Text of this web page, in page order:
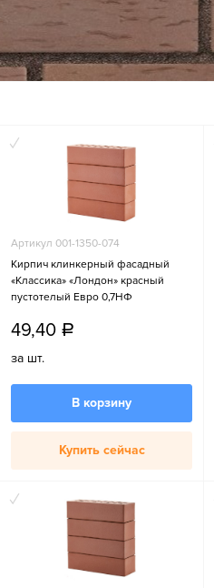
Артикул 001-1350-074
Кирпич клинкерный фасадный
«Классика» «Лондон» красный
пустотелый Евро 0,7НФ
49,40 a
за шт.
В корзину
Купить сейчас